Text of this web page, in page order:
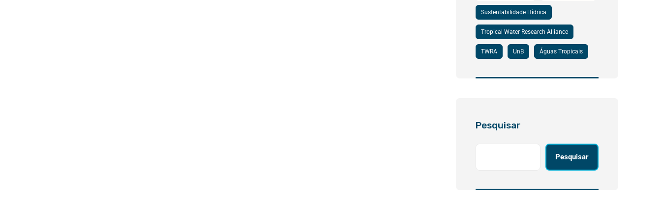
Sustentabilidade Hídrica
Tropical Water Research Alliance
TWRA UnB Águas Tropicais
Pesquisar
Pesquisar